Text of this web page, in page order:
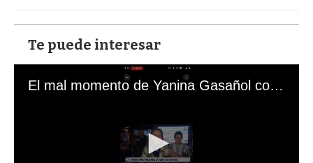
Te puede interesar
El mal momento de Yanina Gasañol con un hincha argentino en "Subrayado"